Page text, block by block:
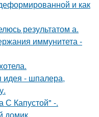
и как
результатом а.
иммунитета -
идея - шпалера,
С Капустой" -.